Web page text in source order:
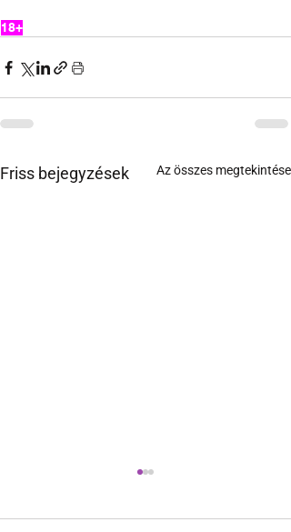
18+
Friss bejegyzések Az összes megtekintése